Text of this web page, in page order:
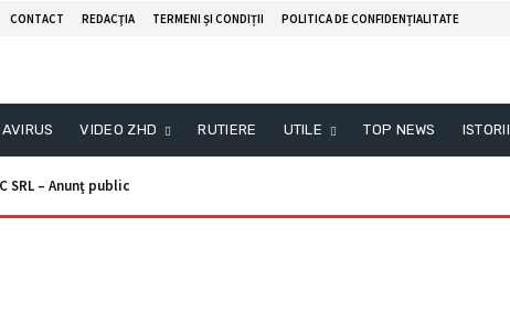
CONTACT REDACŢIA TERMENI ȘI CONDIȚII POLITICA DE CONFIDENȚIALITATE
VIDEO ZHD RUTIERE UTILE TOP NEWS ISTORII
SRL – Anunţ public
– Anunţ public